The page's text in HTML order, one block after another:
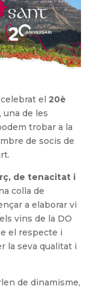
el 20è
una de les
trobar a la
de socis de
de tenacitat i
colla de
a elaborar vi
vins de la DO
el respecte i
la seva qualitat i
de dinamisme,